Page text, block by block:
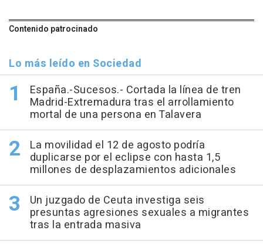
Contenido patrocinado
Lo más leído en Sociedad
España.-Sucesos.- Cortada la línea de tren
Madrid-Extremadura tras el arrollamiento
mortal de una persona en Talavera
La movilidad el 12 de agosto podría
duplicarse por el eclipse con hasta 1,5
millones de desplazamientos adicionales
Un juzgado de Ceuta investiga seis
presuntas agresiones sexuales a migrantes
tras la entrada masiva